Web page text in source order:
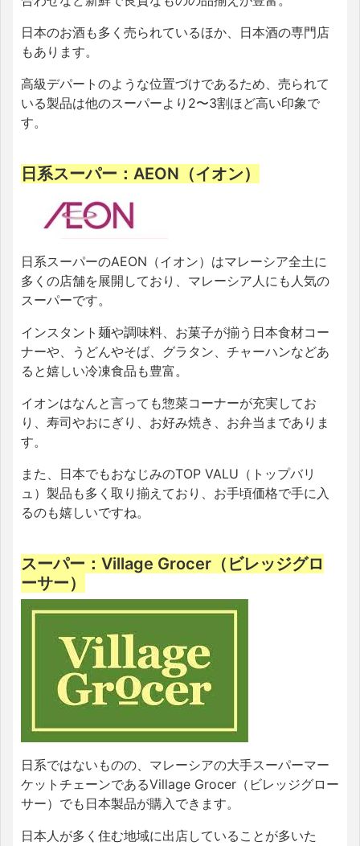
日本のお酒も多く売られているほか、日本酒の専門店
もあります。
高級デパートのような位置づけであるため、売られて
いる製品は他のスーパーより2〜3割ほど高い印象で
す。
日系スーパー：AEON（イオン）
日系スーパーのAEON（イオン）はマレーシア全土に
多くの店舗を展開しており、マレーシア人にも人気の
スーパーです。
インスタント麺や調味料、お菓子が揃う日本食材コー
ナーや、うどんやそば、グラタン、チャーハンなどあ
ると嬉しい冷凍食品も豊富。
イオンはなんと言っても惣菜コーナーが充実してお
り、寿司やおにぎり、お好み焼き、お弁当までありま
す。
また、日本でもおなじみのTOP VALU（トップバリ
ュ）製品も多く取り揃えており、お手頃価格で手に入
るのも嬉しいですね。
スーパー：Village Grocer（ビレッジグロ
ーサー）
日系ではないものの、マレーシアの大手スーパーマー
ケットチェーンであるVillage Grocer（ビレッジグロー
サー）でも日本製品が購入できます。
日本人が多く住む地域に出店していることが多いた